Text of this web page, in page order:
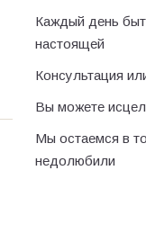
Каждый день
настоящей
Консультация
Вы можете
Мы остаемся в
недолюбили